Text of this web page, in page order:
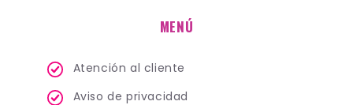
MENÚ
Atención al cliente
Aviso de privacidad